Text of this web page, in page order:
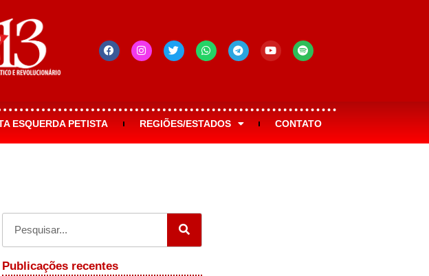
ESQUERDA PETISTA REGIÕES/ESTADOS CONTATO
Publicações recentes